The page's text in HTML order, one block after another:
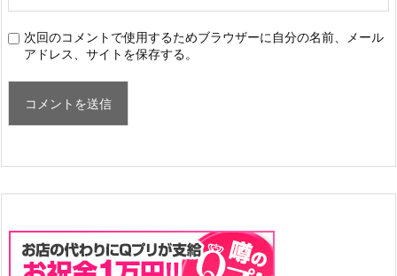
次回のコメントで使用するためブラウザーに自分の名前、メール
アドレス、サイトを保存する。